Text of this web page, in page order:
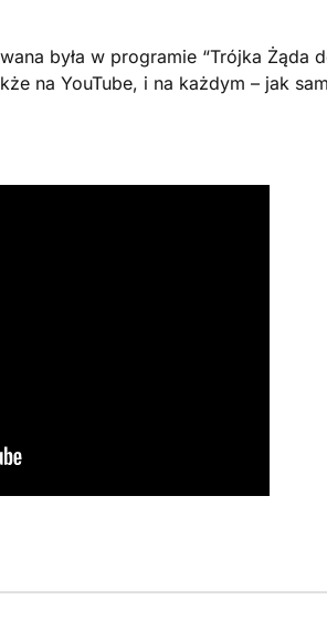
była w programie “Trójka Żąda
na YouTube, i na każdym – jak